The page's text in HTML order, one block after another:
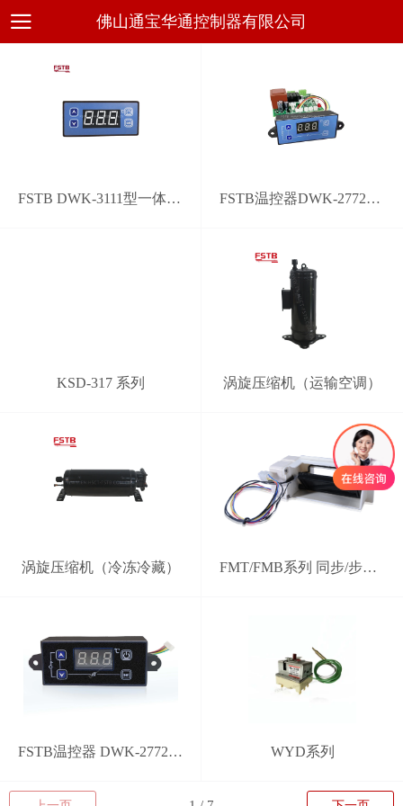
佛山通宝华通控制器有限公司
FSTB DWK-3111型一体化通用电子温控器 FSTB温控器DWK-2772型通用系统控制器
KSD-317 系列 涡旋压缩机（运输空调）
涡旋压缩机（冷冻冷藏） FMT/FMB系列 同步/步进电机电动风门
FSTB温控器 DWK-2772型 分体式智能控制器 WYD系列